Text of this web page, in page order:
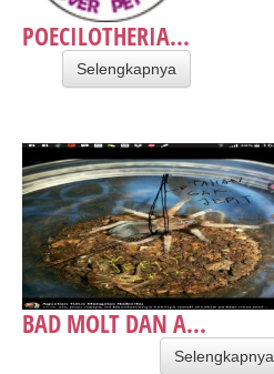
POECILOTHERIA...
Selengkapnya
BAD MOLT DAN A...
Selengkapnya